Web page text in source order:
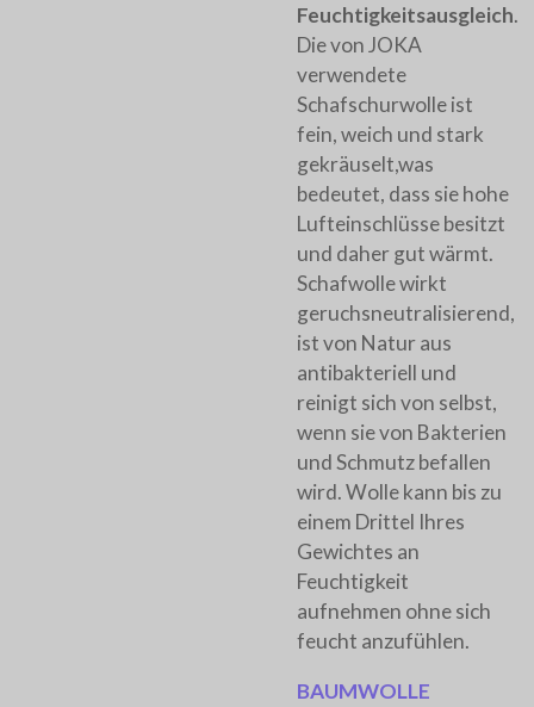
Feuchtigkeitsausgleich.
Die von JOKA
verwendete
Schafschurwolle ist
fein, weich und stark
gekräuselt,was
bedeutet, dass sie hohe
Lufteinschlüsse besitzt
und daher gut wärmt.
Schafwolle wirkt
geruchsneutralisierend,
ist von Natur aus
antibakteriell und
reinigt sich von selbst,
wenn sie von Bakterien
und Schmutz befallen
wird. Wolle kann bis zu
einem Drittel Ihres
Gewichtes an
Feuchtigkeit
aufnehmen ohne sich
feucht anzufühlen.
BAUMWOLLE